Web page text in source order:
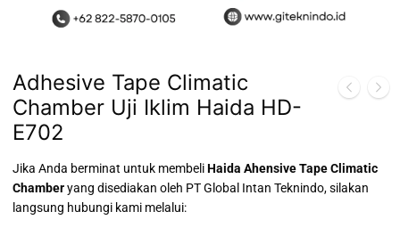
Adhesive Tape Climatic
Chamber Uji Iklim Haida HD-
E702
Jika Anda berminat untuk membeliHaida Ahensive Tape Climatic
Chamberyang disediakan oleh PT Global Intan Teknindo, silakan
langsung hubungi kami melalui: